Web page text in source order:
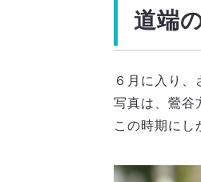
道端
６月に入り、
写真は、鶯谷
この時期にし